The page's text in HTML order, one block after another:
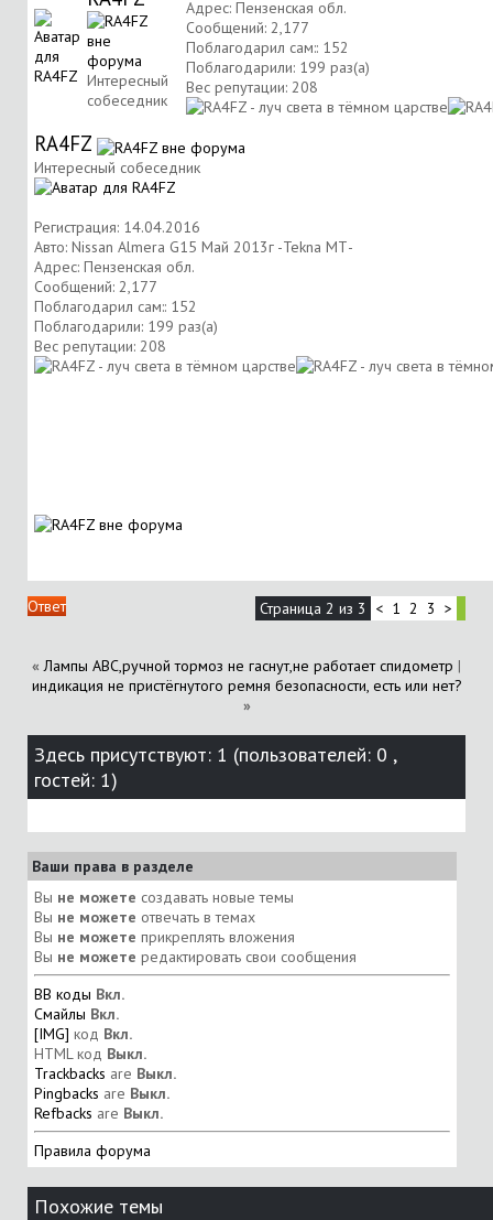
Интересный
собеседник
Адрес: Пензенская обл.
Сообщений: 2,177
Поблагодарил сам:: 152
Поблагодарили: 199 раз(а)
Вес репутации: 208
RA4FZ
Интересный собеседник
Регистрация: 14.04.2016
Авто: Nissan Almera G15 Май 2013г -Tekna МТ-
Адрес: Пензенская обл.
Сообщений: 2,177
Поблагодарил сам:: 152
Поблагодарили: 199 раз(а)
Вес репутации: 208
Ответ Страница 2 из 3 < 1 2 3 >
« Лампы АВС,ручной тормоз не гаснут,не работает спидометр |
индикация не пристёгнутого ремня безопасности, есть или нет?
»
Здесь присутствуют: 1 (пользователей: 0 ,
гостей: 1)
Ваши права в разделе
Вы не можете создавать новые темы
Вы не можете отвечать в темах
Вы не можете прикреплять вложения
Вы не можете редактировать свои сообщения
BB коды Вкл.
Смайлы Вкл.
[IMG] код Вкл.
HTML код Выкл.
Trackbacks are Выкл.
Pingbacks are Выкл.
Refbacks are Выкл.
Правила форума
Похожие темы